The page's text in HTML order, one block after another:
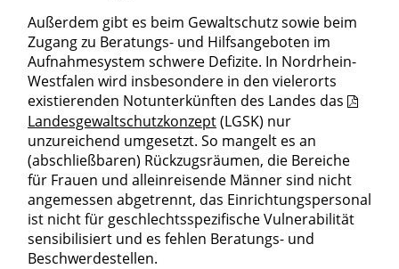
Außerdem gibt es beim Gewaltschutz sowie beim
Zugang zu Beratungs- und Hilfsangeboten im
Aufnahmesystem schwere Defizite. In Nordrhein-
Westfalen wird insbesondere in den vielerorts
existierenden Notunterkünften des Landes das
Landesgewaltschutzkonzept(LGSK) nur
unzureichend umgesetzt. So mangelt es an
(abschließbaren) Rückzugsräumen, die Bereiche
für Frauen und alleinreisende Männer sind nicht
angemessen abgetrennt, das Einrichtungspersonal
ist nicht für geschlechtsspezifische Vulnerabilität
sensibilisiert und es fehlen Beratungs- und
Beschwerdestellen.